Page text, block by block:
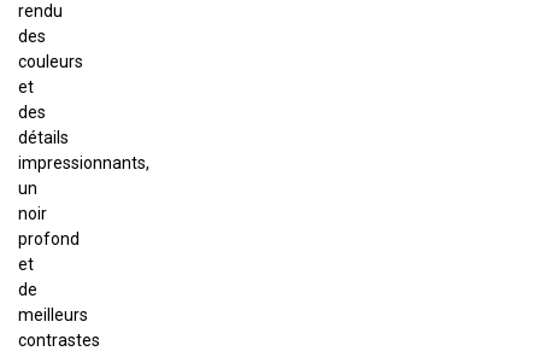
rendu
des
couleurs
et
des
détails
impressionnants,
un
noir
profond
et
de
meilleurs
contrastes